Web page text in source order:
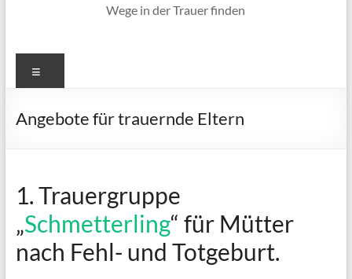
Wege in der Trauer finden
Angebote für trauernde Eltern
1. Trauergruppe
„Schmetterling“ für Mütter
nach Fehl- und Totgeburt.